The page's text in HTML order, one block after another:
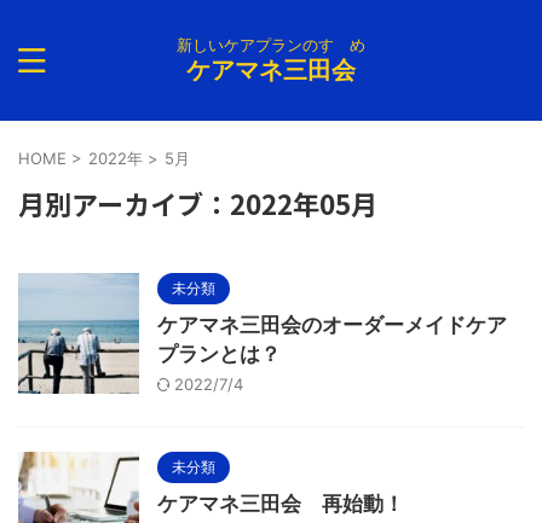
新しいケアプランのすゝめ
ケアマネ三田会
HOME > 2022年 > 5月
月別アーカイブ：2022年05月
未分類
ケアマネ三田会のオーダーメイドケア
プランとは？
2022/7/4
未分類
ケアマネ三田会 再始動！